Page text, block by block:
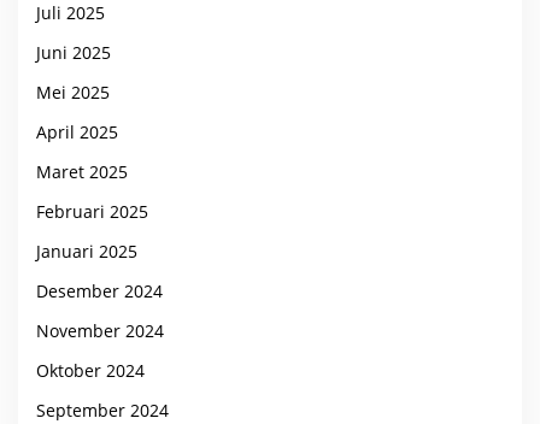
Juli 2025
Juni 2025
Mei 2025
April 2025
Maret 2025
Februari 2025
Januari 2025
Desember 2024
November 2024
Oktober 2024
September 2024